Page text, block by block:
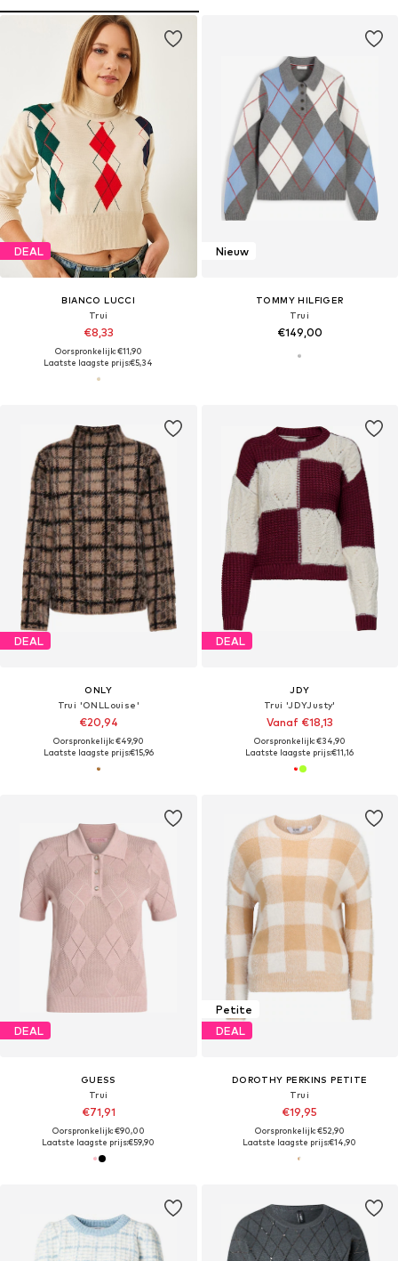
DEAL
BIANCO LUCCI
Trui
€8,33
Oorspronkelijk: €11,90
Laatste laagste prijs:€5,34
Nieuw
TOMMY HILFIGER
Trui
€149,00
DEAL
ONLY
Trui 'ONLLouise'
€20,94
Oorspronkelijk: €49,90
Laatste laagste prijs:€15,96
DEAL
JDY
Trui 'JDYJusty'
Vanaf €18,13
Oorspronkelijk: €34,90
Laatste laagste prijs:€11,16
DEAL
GUESS
Trui
€71,91
Oorspronkelijk: €90,00
Laatste laagste prijs:€59,90
Petite
DEAL
DOROTHY PERKINS PETITE
Trui
€19,95
Oorspronkelijk: €52,90
Laatste laagste prijs:€14,90